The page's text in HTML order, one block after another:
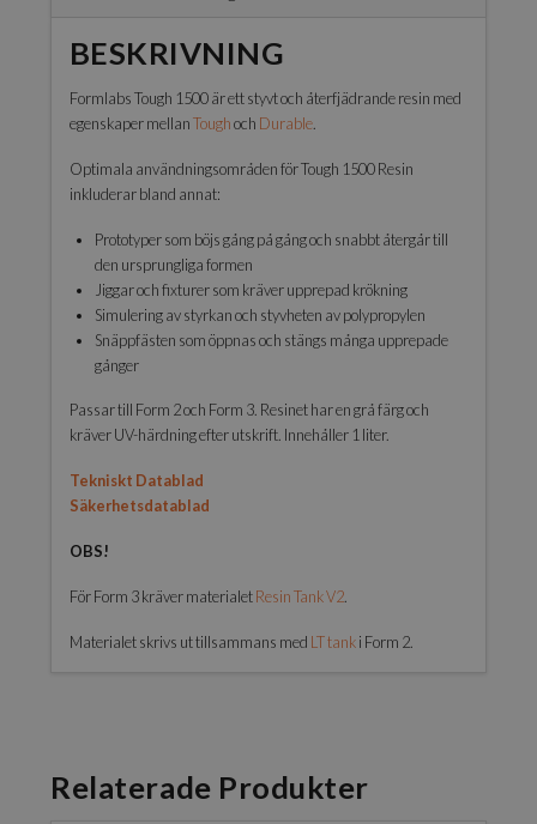
BESKRIVNING
Formlabs Tough 1500 är ett styvt och återfjädrande resin med
egenskaper mellanToughoch Durable.
Optimala användningsområden för Tough 1500 Resin
inkluderar bland annat:
Prototyper som böjs gång på gång och snabbt återgår till
den ursprungliga formen
Jiggar och fixturer som kräver upprepad krökning
Simulering av styrkan och styvheten av polypropylen
Snäppfästen som öppnas och stängs många upprepade
gånger
Passar till Form 2 och Form 3. Resinet har en grå färg och
kräver UV-härdning efter utskrift. Innehåller 1 liter.
Tekniskt Datablad
Säkerhetsdatablad
OBS!
För Form 3 kräver materialetResin Tank V2.
Materialet skrivs ut tillsammans med LT tanki Form 2.
Relaterade Produkter